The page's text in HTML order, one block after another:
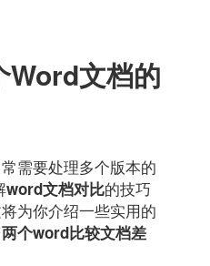
Word文档的
需要处理多个版本的
word文档对比的技巧
为你介绍一些实用的
两个word比较文档差